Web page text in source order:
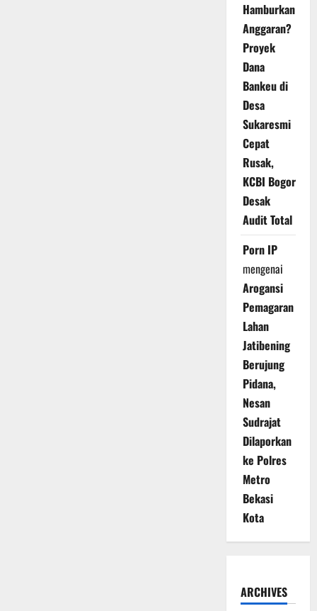
Hamburkan
Anggaran?
Proyek
Dana
Bankeu di
Desa
Sukaresmi
Cepat
Rusak,
KCBI Bogor
Desak
Audit Total
Porn IP
mengenai
Arogansi
Pemagaran
Lahan
Jatibening
Berujung
Pidana,
Nesan
Sudrajat
Dilaporkan
ke Polres
Metro
Bekasi
Kota
ARCHIVES